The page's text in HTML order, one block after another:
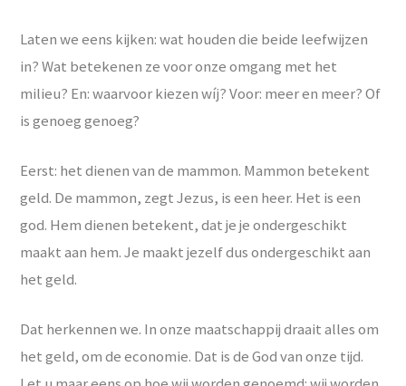
Laten we eens kijken: wat houden die beide leefwijzen
in? Wat betekenen ze voor onze omgang met het
milieu? En: waarvoor kiezen wíj? Voor: meer en meer? Of
is genoeg genoeg?
Eerst: het dienen van de mammon. Mammon betekent
geld. De mammon, zegt Jezus, is een heer. Het is een
god. Hem dienen betekent, dat je je ondergeschikt
maakt aan hem. Je maakt jezelf dus ondergeschikt aan
het geld.
Dat herkennen we. In onze maatschappij draait alles om
het geld, om de economie. Dat is de God van onze tijd.